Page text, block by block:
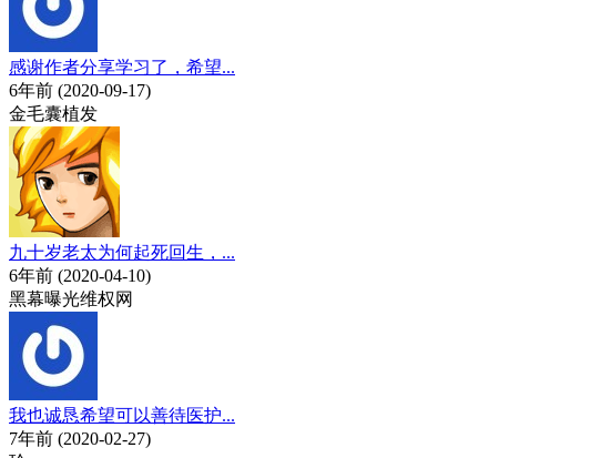
感谢作者分享学习了，希望...
6年前 (2020-09-17)
金毛囊植发
九十岁老太为何起死回生，...
6年前 (2020-04-10)
黑幕曝光维权网
我也诚恳希望可以善待医护...
7年前 (2020-02-27)